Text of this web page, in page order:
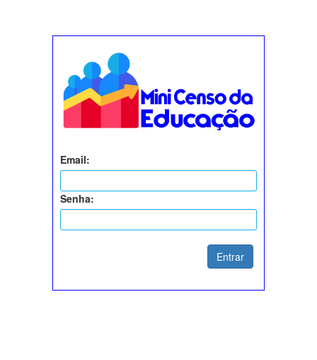
Email:
Senha:
Entrar